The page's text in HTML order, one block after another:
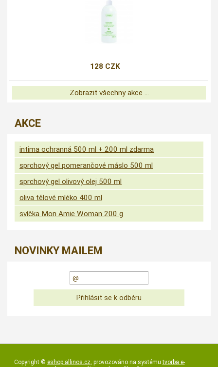
128 CZK
Zobrazit všechny akce ...
AKCE
intima ochranná 500 ml + 200 ml zdarma
sprchový gel pomerančové máslo 500 ml
sprchový gel olivový olej 500 ml
oliva tělové mléko 400 ml
svíčka Mon Amie Woman 200 g
NOVINKY MAILEM
Copyright © eshop.allinos.cz, provozováno na systémutvorba e-